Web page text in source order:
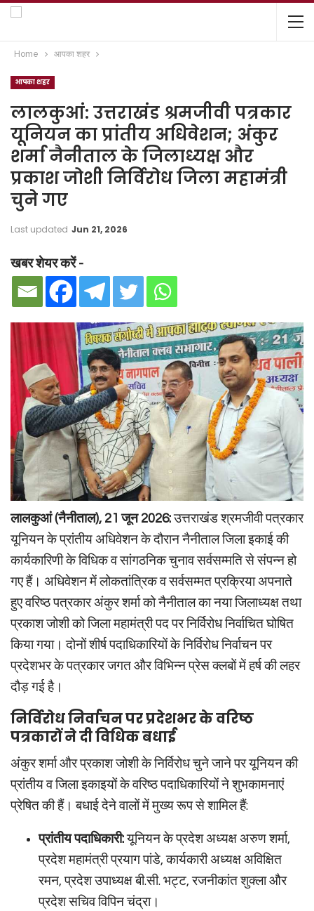
Home आपका शहर
आपका शहर
लालकुआं: उत्तराखंड श्रमजीवी पत्रकार
यूनियन का प्रांतीय अधिवेशन; अंकुर
शर्मा नैनीताल के जिलाध्यक्ष और
प्रकाश जोशी निर्विरोध जिला महामंत्री
चुने गए
Last updated Jun 21, 2026
खबर शेयर करें -
लालकुआं (नैनीताल), 21 जून 2026:उत्तराखंड श्रमजीवी पत्रकार
यूनियन के प्रांतीय अधिवेशन के दौरान नैनीताल जिला इकाई की
कार्यकारिणी के विधिक व सांगठनिक चुनाव सर्वसम्मति से संपन्न हो
गए हैं। अधिवेशन में लोकतांत्रिक व सर्वसम्मत प्रक्रिया अपनाते
हुए वरिष्ठ पत्रकार अंकुर शर्मा को नैनीताल का नया जिलाध्यक्ष तथा
प्रकाश जोशी को जिला महामंत्री पद पर निर्विरोध निर्वाचित घोषित
किया गया। दोनों शीर्ष पदाधिकारियों के निर्विरोध निर्वाचन पर
प्रदेशभर के पत्रकार जगत और विभिन्न प्रेस क्लबों में हर्ष की लहर
दौड़ गई है।
निर्विरोध निर्वाचन पर प्रदेशभर के वरिष्ठ
पत्रकारों ने दी विधिक बधाई
अंकुर शर्मा और प्रकाश जोशी के निर्विरोध चुने जाने पर यूनियन की
प्रांतीय व जिला इकाइयों के वरिष्ठ पदाधिकारियों ने शुभकामनाएं
प्रेषित की हैं। बधाई देने वालों में मुख्य रूप से शामिल हैं:
प्रांतीय पदाधिकारी:यूनियन के प्रदेश अध्यक्ष अरुण शर्मा,
प्रदेश महामंत्री प्रयाग पांडे, कार्यकारी अध्यक्ष अविक्षित
रमन, प्रदेश उपाध्यक्ष बी.सी. भट्ट, रजनीकांत शुक्ला और
प्रदेश सचिव विपिन चंद्रा।